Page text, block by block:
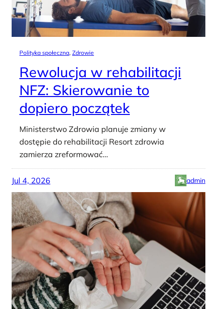
Polityka społeczna, Zdrowie
Rewolucja w rehabilitacji
NFZ: Skierowanie to
dopiero początek
Ministerstwo Zdrowia planuje zmiany w
dostępie do rehabilitacji Resort zdrowia
zamierza zreformować…
Jul 4, 2026 admin